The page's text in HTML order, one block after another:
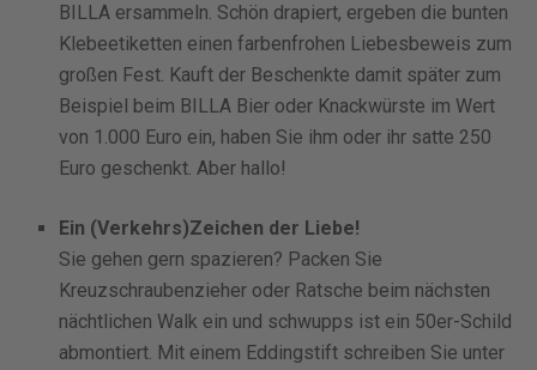
BILLA ersammeln. Schön drapiert, ergeben die bunten
Klebeetiketten einen farbenfrohen Liebesbeweis zum
großen Fest. Kauft der Beschenkte damit später zum
Beispiel beim BILLA Bier oder Knackwürste im Wert
von 1.000 Euro ein, haben Sie ihm oder ihr satte 250
Euro geschenkt. Aber hallo!
Ein (Verkehrs)Zeichen der Liebe!
Sie gehen gern spazieren? Packen Sie
Kreuzschraubenzieher oder Ratsche beim nächsten
nächtlichen Walk ein und schwupps ist ein 50er-Schild
abmontiert. Mit einem Eddingstift schreiben Sie unter